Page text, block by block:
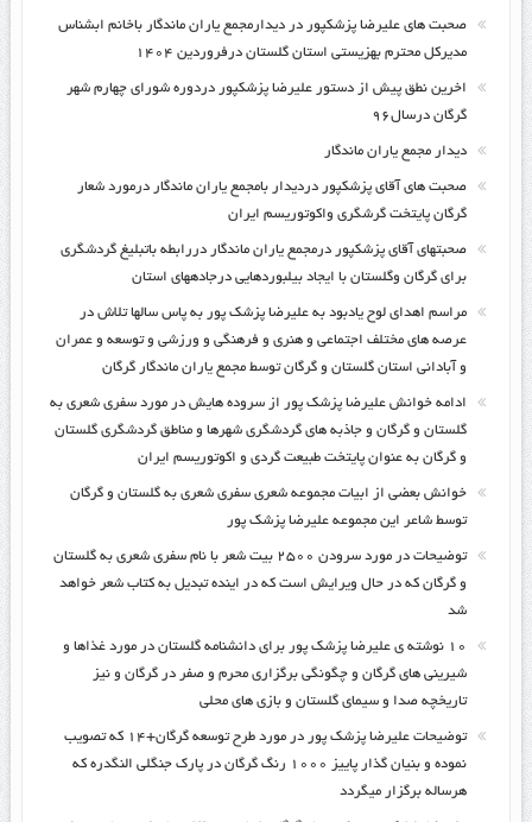
صحبت های علیرضا پزشکپور در دیدارمجمع یاران ماندگار باخانم ابشناس
مدیرکل محترم بهزیستی استان گلستان درفروردین ۱۴۰۴
اخرین نطق پیش از دستور علیرضا پزشکپور دردوره شورای چهارم شهر
گرگان درسال۹۶
دیدار مجمع یاران ماندگار
صحبت های آقای پزشکپور دردیدار بامجمع یاران ماندگار درمورد شعار
گرگان پایتخت گرشگری واکوتوریسم ایران
صحبتهای آقای پزشکپور درمجمع یاران ماندگار دررابطه باتبلیغ گردشگری
برای گرگان وگلستان با ایجاد بیلبوردهایی درجادههای استان
مراسم اهدای لوح یادبود به علیرضا پزشک پور به پاس سالها تلاش در
عرصه های مختلف اجتماعی و هنری و فرهنگی و ورزشی و توسعه و عمران
و آبادانی استان گلستان و گرگان توسط مجمع یاران ماندگار گرگان
ادامه خوانش علیرضا پزشک پور از سروده هایش در مورد سفری شعری به
گلستان و گرگان و جاذبه های گردشگری شهرها و مناطق گردشگری گلستان
و گرگان به عنوان پایتخت طبیعت گردی و اکوتوریسم ایران
خوانش بعضی از ابیات مجموعه شعری سفری شعری به گلستان و گرگان
توسط شاعر این مجموعه علیرضا پزشک پور
توضیحات در مورد سرودن ۲۵۰۰ بیت شعر با نام سفری شعری به گلستان
و گرگان که در حال ویرایش است که در اینده تبدیل به کتاب شعر خواهد
شد
۱۰ نوشته ی علیرضا پزشک پور برای دانشنامه گلستان در مورد غذاها و
شیرینی های گرگان و چگونگی برگزاری محرم و صفر در گرگان و نیز
تاریخچه صدا و سیمای گلستان و بازی های محلی
توضیحات علیرضا پزشک پور در مورد طرح توسعه گرگان+۱۴ که تصویب
نموده و بنیان گذار پاییز ۱۰۰۰ رنگ گرگان در پارک جنگلی النگدره که
هرساله برگزار میگردد